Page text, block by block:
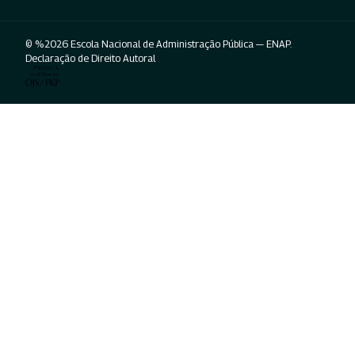
© %2026 Escola Nacional de Administração Pública — ENAP.
Declaração de Direito Autoral